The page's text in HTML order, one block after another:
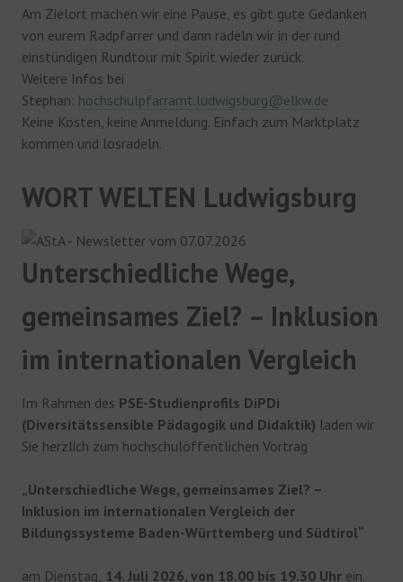
Am Zielort machen wir eine Pause, es gibt gute Gedanken
von eurem Radpfarrer und dann radeln wir in der rund
einstündigen Rundtour mit Spirit wieder zurück.
Weitere Infos bei
Stephan: hochschulpfarramt.ludwigsburg@elkw.de
Keine Kosten, keine Anmeldung. Einfach zum Marktplatz
kommen und losradeln.
WORT WELTEN Ludwigsburg
Unterschiedliche Wege,
gemeinsames Ziel? – Inklusion
im internationalen Vergleich
Im Rahmen des PSE-Studienprofils DiPDi
(Diversitätssensible Pädagogik und Didaktik) laden wir
Sie herzlich zum hochschulöffentlichen Vortrag
„Unterschiedliche Wege, gemeinsames Ziel? –
Inklusion im internationalen Vergleich der
Bildungssysteme Baden-Württemberg und Südtirol“
am Dienstag, 14. Juli 2026, von 18.00 bis 19.30 Uhr ein.